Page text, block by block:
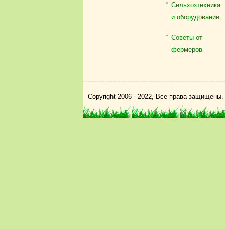
Сельхозтехника
и оборудование
Советы от
фермеров
Copyright 2006 - 2022, Все права защищены.